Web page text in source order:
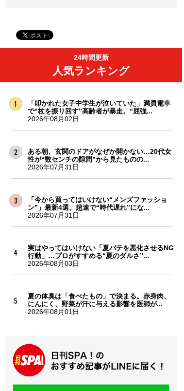
24時間更新
人気ランキング
「叩かれた女子中学生が泣いていた」満員電車
で“杖を振り回す”高齢者が暴走。“屈強...
2026年08月02日
ある朝、玄関のドアがなぜか開かない…20代女
性が“数センチの隙間”から見たものの...
2026年07月31日
「今から買ってはいけない“メンズファッショ
ン”」最新4選。超速で“時代遅れ”にな...
2026年07月31日
実はやってはいけない「夏バテを悪化させるNG
行動」…プロがすすめる“夏のダルさ”...
2026年08月03日
夏の体臭は「食べたもの」で決まる。赤身肉、
にんにく、野菜が汗に与える影響を医師が...
2026年08月01日